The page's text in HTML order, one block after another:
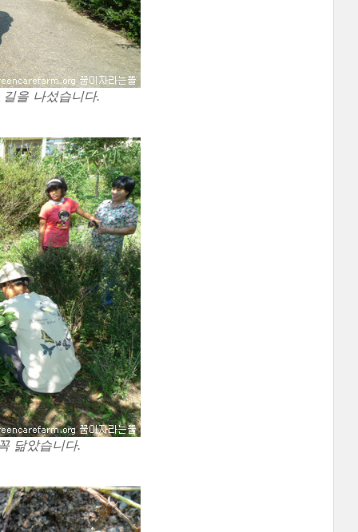
을 나섰습니다.
닮았습니다.